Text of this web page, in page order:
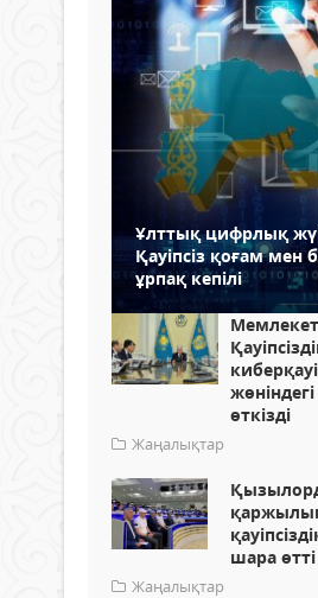
Ұлттық цифрлық
Қауіпсіз қоғам мен
ұрпақ кепілі
өткізді
Жаңалықтар
шара өтті
Жаңалықтар